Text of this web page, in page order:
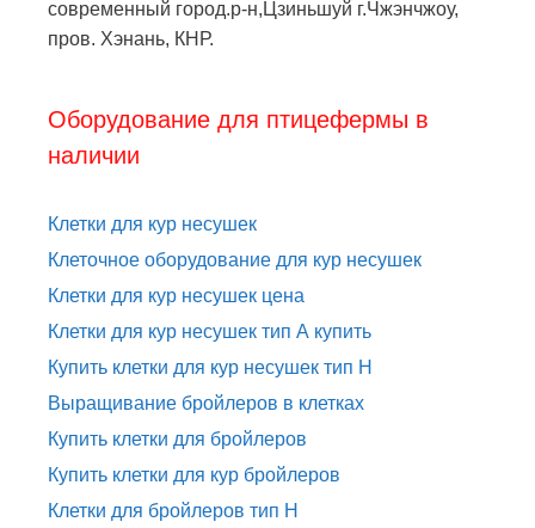
современный город.р-н,Цзиньшуй г.Чжэнчжоу,
пров. Хэнань, КНР.
Оборудование для птицефермы в
наличии
Клетки для кур несушек
Клеточное оборудование для кур несушек
Клетки для кур несушек цена
Клетки для кур несушек тип А купить
Купить клетки для кур несушек тип H
Выращивание бройлеров в клетках
Купить клетки для бройлеров
Купить клетки для кур бройлеров
Клетки для бройлеров тип H